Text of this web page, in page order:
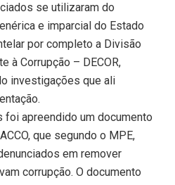
se utilizaram do
e imparcial do Estado
por completo a Divisão
à Corrupção – DECOR,
investigações que ali
foi apreendido um documento
que segundo o MPE,
em remover
corrupção. O documento